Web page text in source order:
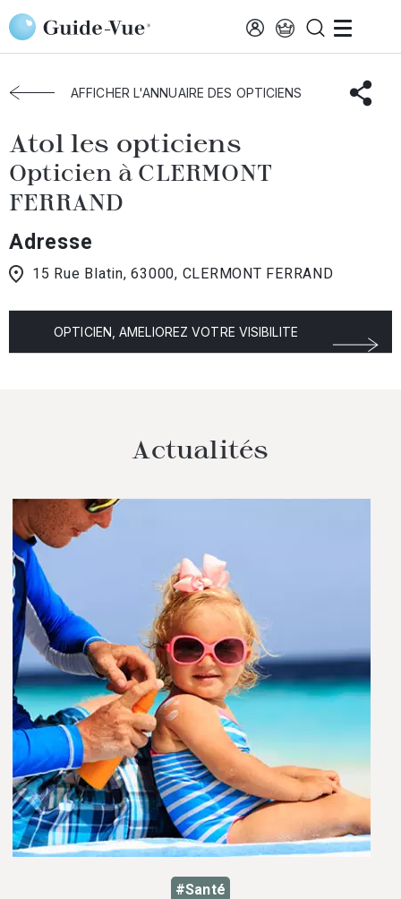
Aller au contenu principal
Accueil Choisir mon opticien
Clermont-Ferrand
Atol Les Opticiens
AFFICHER L'ANNUAIRE DES OPTICIENS
Atol les opticiens
Opticien à CLERMONT
FERRAND
Adresse
15 Rue Blatin, 63000, CLERMONT FERRAND
OPTICIEN, AMELIOREZ VOTRE VISIBILITE
Actualités
#Santé